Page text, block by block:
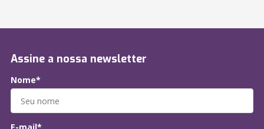
Assine a nossa newsletter
Nome*